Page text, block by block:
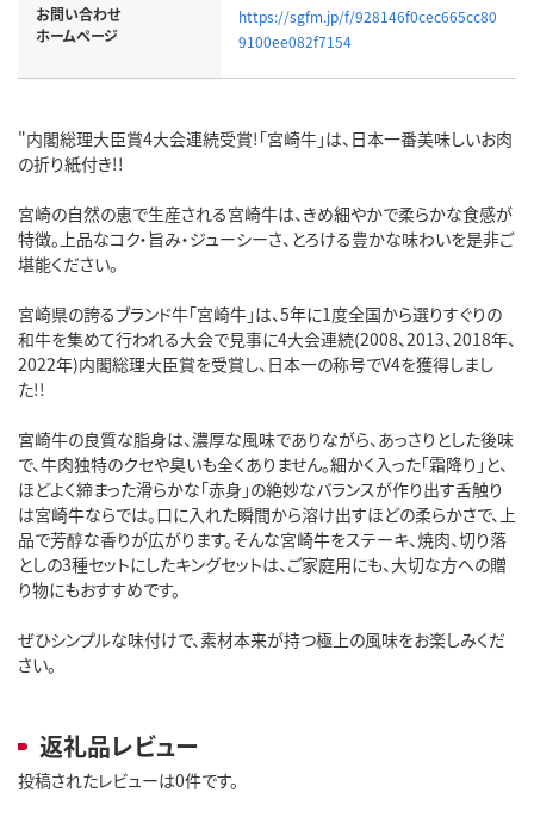
お問い合わせ
ホームページ
https://sgfm.jp/f/928146f0cec665cc80
9100ee082f7154
"内閣総理大臣賞4大会連続受賞!「宮崎牛」は、日本一番美味しいお肉
の折り紙付き!!
宮崎の自然の恵で生産される宮崎牛は、きめ細やかで柔らかな食感が
特徴。上品なコク・旨み・ジューシーさ、とろける豊かな味わいを是非ご
堪能ください。
宮崎県の誇るブランド牛「宮崎牛」は、5年に1度全国から選りすぐりの
和牛を集めて行われる大会で見事に4大会連続(2008、2013、2018年、
2022年)内閣総理大臣賞を受賞し、日本一の称号でV4を獲得しまし
た!!
宮崎牛の良質な脂身は、濃厚な風味でありながら、あっさりとした後味
で、牛肉独特のクセや臭いも全くありません。細かく入った「霜降り」と、
ほどよく締まった滑らかな「赤身」の絶妙なバランスが作り出す舌触り
は宮崎牛ならでは。口に入れた瞬間から溶け出すほどの柔らかさで、上
品で芳醇な香りが広がります。そんな宮崎牛をステーキ、焼肉、切り落
としの3種セットにしたキングセットは、ご家庭用にも、大切な方への贈
り物にもおすすめです。
ぜひシンプルな味付けで、素材本来が持つ極上の風味をお楽しみくだ
さい。
返礼品レビュー
投稿されたレビューは0件です。